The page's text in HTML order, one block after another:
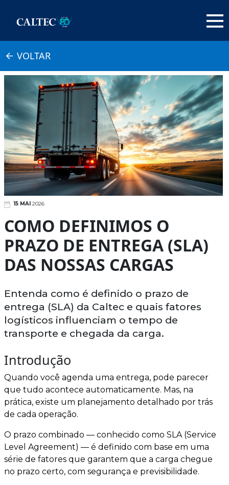
VOLTAR
15 MAI 2026
COMO DEFINIMOS O
PRAZO DE ENTREGA (SLA)
DAS NOSSAS CARGAS
Entenda como é definido o prazo de
entrega (SLA) da Caltec e quais fatores
logísticos influenciam o tempo de
transporte e chegada da carga.
Introdução
Quando você agenda uma entrega, pode parecer
que tudo acontece automaticamente. Mas, na
prática, existe um planejamento detalhado por trás
de cada operação.
O prazo combinado — conhecido como SLA (Service
Level Agreement) — é definido com base em uma
série de fatores que garantem que a carga chegue
no prazo certo, com segurança e previsibilidade.